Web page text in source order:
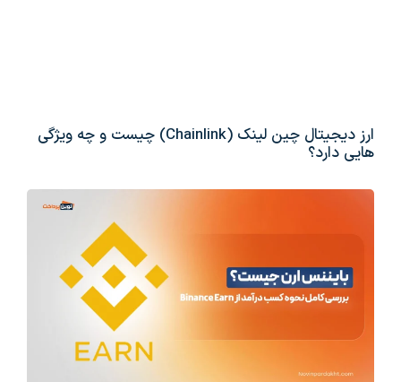
ارز دیجیتال چین لینک (Chainlink) چیست و چه ویژگی
هایی دارد؟